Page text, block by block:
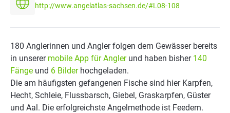
http://www.angelatlas-sachsen.de/#L08-108
180 Anglerinnen und Angler folgen dem Gewässer bereits
in unserer mobile App für Anglerund haben bisher 140
Fänge und 6 Bilderhochgeladen.
Die am häufigsten gefangenen Fische sind hier Karpfen,
Hecht, Schleie, Flussbarsch, Giebel, Graskarpfen, Güster
und Aal. Die erfolgreichste Angelmethode ist Feedern.